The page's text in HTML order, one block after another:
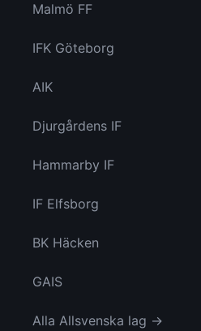
Malmö FF
IFK Göteborg
AIK
Djurgårdens IF
Hammarby IF
IF Elfsborg
BK Häcken
GAIS
Alla Allsvenska lag →